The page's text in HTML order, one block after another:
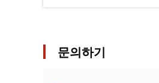
문의하기